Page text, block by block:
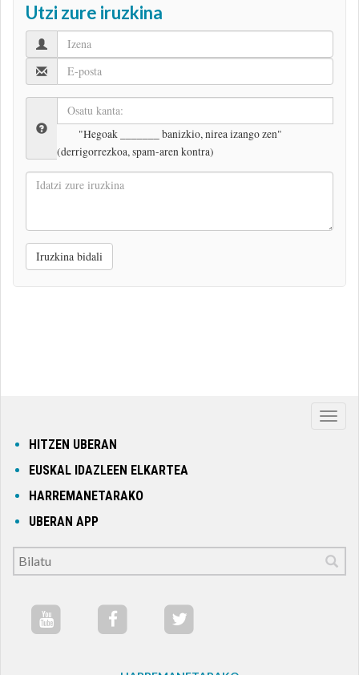
Utzi zure iruzkina
"Hegoak _______ banizkio, nirea izango zen"
(derrigorrezkoa, spam-aren kontra)
Idatzi
Iruzkina bidali
HITZEN UBERAN
EUSKAL IDAZLEEN ELKARTEA
HARREMANETARAKO
UBERAN APP